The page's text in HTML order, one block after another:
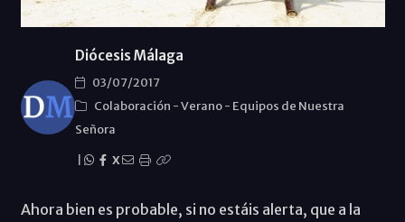
Diócesis Málaga
03/07/2017
Colaboración -Verano- Equipos de Nuestra
Señora
X
Ahora bien es probable, si no estáis alerta, que a la